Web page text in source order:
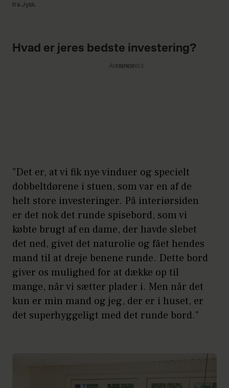
fra Jysk.
Hvad er jeres bedste investering?
Annonce
”Det er, at vi fik nye vinduer og specielt
dobbeltdørene i stuen, som var en af de
helt store investeringer. På interiørsiden
er det nok det runde spisebord, som vi
købte brugt af en dame, der havde slebet
det ned, givet det naturolie og fået hendes
mand til at dreje benene runde. Dette bord
giver os mulighed for at dække op til
mange, når vi sætter plader i. Men når det
kun er min mand og jeg, der er i huset, er
det superhyggeligt med det runde bord.”